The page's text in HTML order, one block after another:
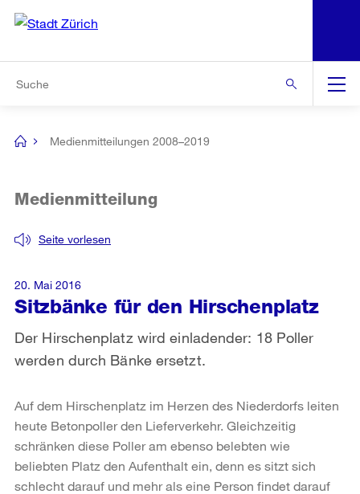
Navigation
[no
Medienmitteilungen 2008–2019
Sitzbänke für den Hirschenplatz
Seite vorlesen
Medienmitteilung
Der Hirschenplatz wird einladender: 18 Poller
werden durch Bänke ersetzt.
20. Mai 2016
Auf dem Hirschenplatz im Herzen des Niederdorfs leiten
heute Betonpoller den Lieferverkehr. Gleichzeitig
schränken diese Poller am ebenso belebten wie
beliebten Platz den Aufenthalt ein, denn es sitzt sich
schlecht darauf und mehr als eine Person findet darauf